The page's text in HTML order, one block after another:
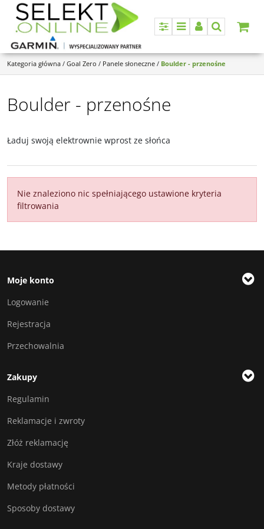
PanelMenuPanelSzukaj
Kategoria główna / Goal Zero / Panele słoneczne / Boulder - przenośne
Boulder - przenośne
Ładuj swoją elektrownie wprost ze słońca
Nie znaleziono nic spełniającego ustawione kryteria
filtrowania
Moje konto
Logowanie
Rejestracja
Przechowalnia
Zakupy
Regulamin
Reklamacje i zwroty
Złóż reklamację
Kraje dostawy
Metody płatności
Sposoby dostawy